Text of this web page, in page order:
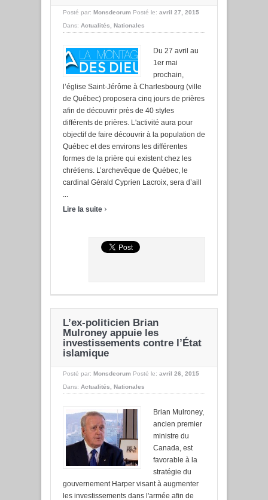
Posté par: Monsdeorum Posté le: avril 27, 2015
Dans: Actualités, Nationales
Du 27 avril au
1er mai
prochain,
l’église Saint-Jérôme à Charlesbourg (ville
de Québec) proposera cinq jours de prières
afin de découvrir près de 40 styles
différents de prières. L'activité aura pour
objectif de faire découvrir à la population de
Québec et des environs les différentes
formes de la prière qui existent chez les
chrétiens. L’archevêque de Québec, le
cardinal Gérald Cyprien Lacroix, sera d’aill
...
Lire la suite ›
L’ex-politicien Brian
Mulroney appuie les
investissements contre l’État
islamique
Posté par: Monsdeorum Posté le: avril 26, 2015
Dans: Actualités, Nationales
Brian Mulroney,
ancien premier
ministre du
Canada, est
favorable à la
stratégie du
gouvernement Harper visant à augmenter
les investissements dans l'armée afin de